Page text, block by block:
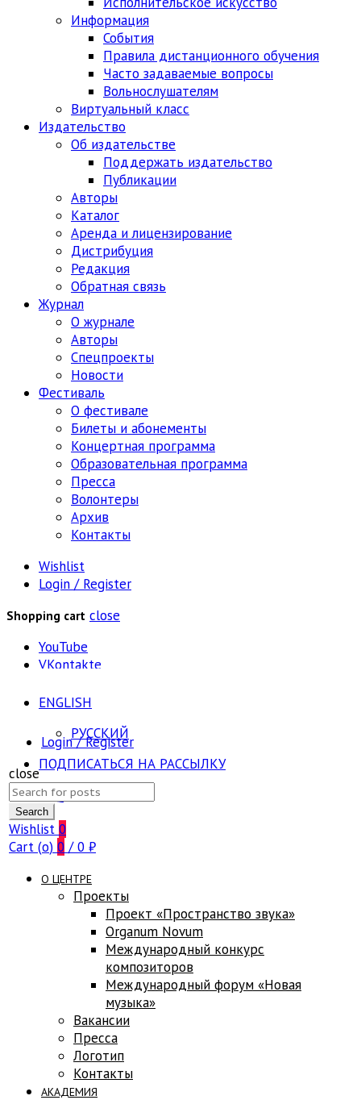
Информация
События
Правила дистанционного обучения
Часто задаваемые вопросы
Вольнослушателям
Виртуальный класс
Издательство
Об издательстве
Поддержать издательство
Публикации
Авторы
Каталог
Аренда и лицензирование
Дистрибуция
Редакция
Обратная связь
Журнал
О журнале
Авторы
Спецпроекты
Новости
Фестиваль
О фестивале
Билеты и абонементы
Концертная программа
Образовательная программа
Пресса
Волонтеры
Архив
Контакты
Wishlist
Login / Register
Shopping cart close
YouTube
VKontakte
ENGLISH
РУССКИЙ
ПОДПИСАТЬСЯ НА РАССЫЛКУ
FAQ
Login / Register
close
Search
for:
Search
Wishlist 0
Cart (o) 0 / 0 ₽
О ЦЕНТРЕ
Проекты
Проект «Пространство звука»
Оrganum Novum
Международный конкурс
композиторов
Международный форум «Новая
музыка»
Вакансии
Пресса
Логотип
Контакты
АКАДЕМИЯ